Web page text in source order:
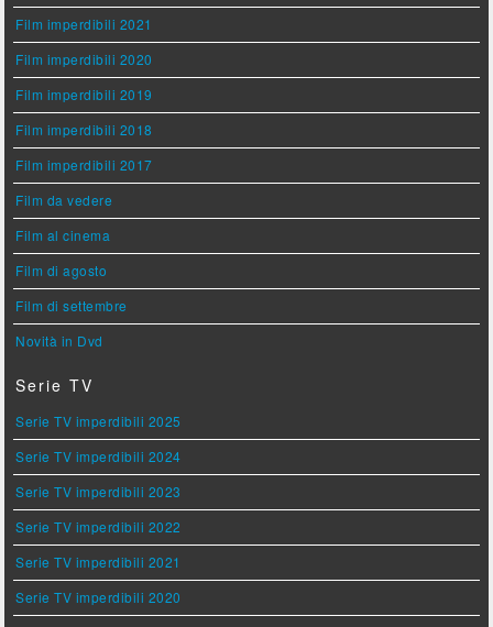
Film imperdibili 2021
Film imperdibili 2020
Film imperdibili 2019
Film imperdibili 2018
Film imperdibili 2017
Film da vedere
Film al cinema
Film di agosto
Film di settembre
Novità in Dvd
Serie TV
Serie TV imperdibili 2025
Serie TV imperdibili 2024
Serie TV imperdibili 2023
Serie TV imperdibili 2022
Serie TV imperdibili 2021
Serie TV imperdibili 2020